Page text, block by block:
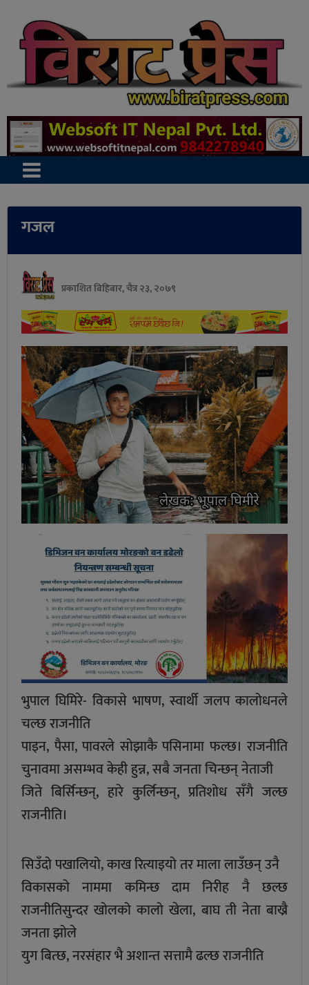
गजल
प्रकाशित बिहिबार, चैत्र २३, २०७९
भुपाल घिमिरे- विकासे भाषण, स्वार्थी जलप कालोधनले
चल्छ राजनीति
पाइन, पैसा, पावरले सोझाकै पसिनामा फल्छ। राजनीति
चुनावमा असम्भव केही हुन्न, सबै जनता चिन्छन् नेताजी
जिते बिर्सिन्छन्, हारे कुर्लिन्छन्, प्रतिशोध सँगै जल्छ
राजनीति।
सिउँदो पखालियो, काख रित्याइयो तर माला लाउँछन् उनै
विकासको नाममा कमिन्छ दाम निरीह नै छल्छ
राजनीतिसुन्दर खोलको कालो खेला, बाघ ती नेता बाख्रै
जनता झोले
युग बित्छ, नरसंहार भै अशान्त सत्तामै ढल्छ राजनीति